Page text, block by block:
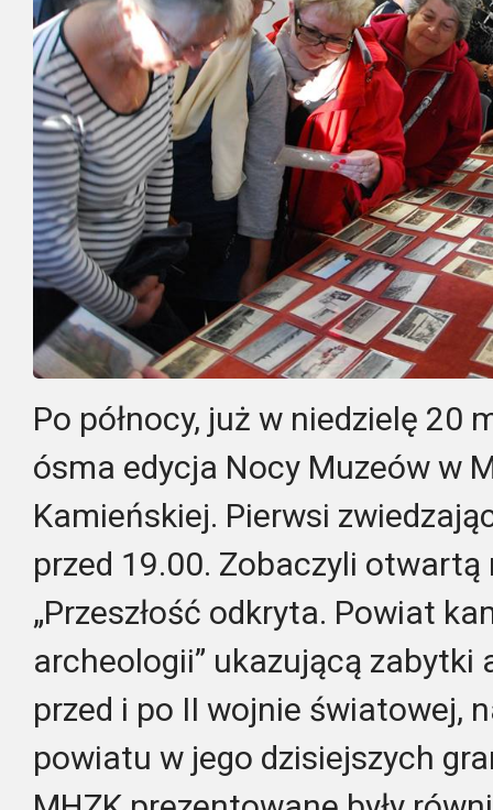
Po północy, już w niedzielę 20
ósma edycja Nocy Muzeów w
Kamieńskiej. Pierwsi
przed 19.00. Zobaczyli
„Przeszłość odkryta. Powiat
archeologii” ukazującą zabytki
przed i po II wojnie światowej,
powiatu w jego dzisiejszych